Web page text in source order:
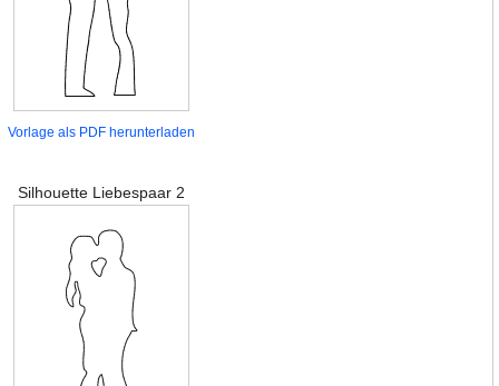
Vorlage als PDF herunterladen
Silhouette Liebespaar 2